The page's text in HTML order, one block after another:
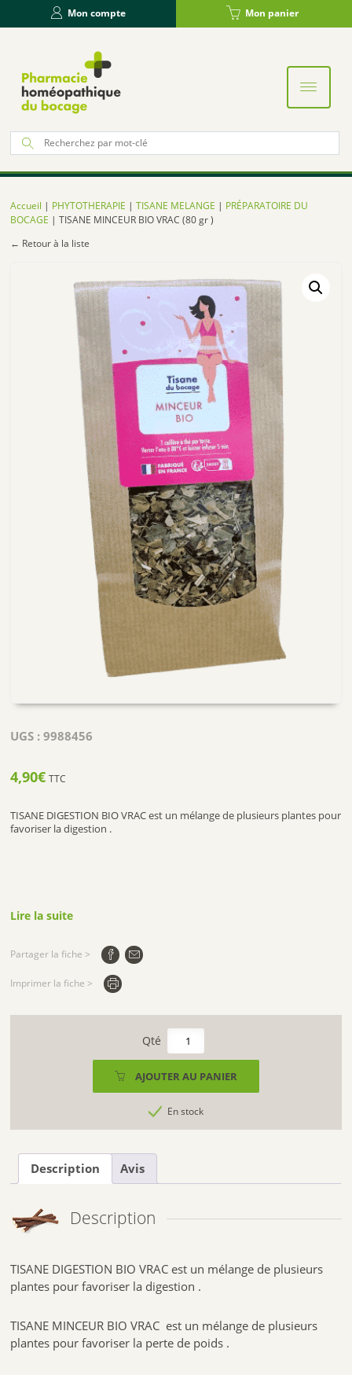
Mon compte Mon panier
:
Accueil | PHYTOTHERAPIE |TISANE MELANGE | PRÉPARATOIRE DU
BOCAGE | TISANE MINCEUR BIO VRAC (80 gr )
← Retour à la liste
UGS :9988456
4,90€ TTC
TISANE DIGESTION BIO VRAC est un mélange de plusieurs plantes pour
favoriser la digestion .
Lire la suite
Partager la fiche >
Imprimer la fiche >
quantité
de
AJOUTER AU PANIER
En stock
Description Avis
Description
TISANE DIGESTION BIO VRAC est un mélange de plusieurs
plantes pour favoriser la digestion .
TISANE MINCEUR BIO VRAC est un mélange de plusieurs
plantes pour favoriser la perte de poids .
Panneau de gestion des cookies